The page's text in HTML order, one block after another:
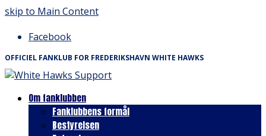
skip to Main Content
Facebook
OFFICIEL FANKLUB FOR FREDERIKSHAVN WHITE HAWKS
Om fanklubben
Fanklubbens formål
Bestyrelsen